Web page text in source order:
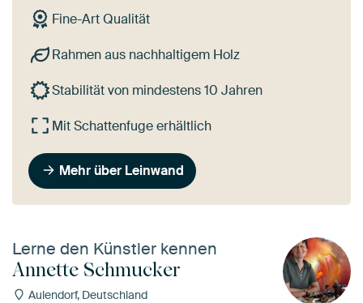
Fine-Art Qualität
Rahmen aus nachhaltigem Holz
Stabilität von mindestens 10 Jahren
Mit Schattenfuge erhältlich
Mehr über Leinwand
Lerne den Künstler kennen
Annette Schmucker
Aulendorf, Deutschland